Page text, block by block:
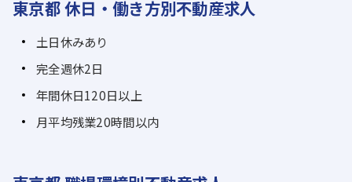
東京都 休日・働き方別不動産求人
土日休みあり
完全週休2日
年間休日120日以上
月平均残業20時間以内